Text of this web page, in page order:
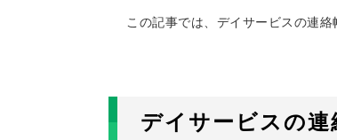
この記事では、デイサービスの連
デイサービスの